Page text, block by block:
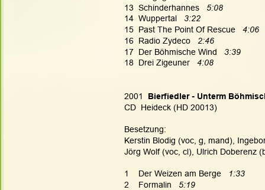
13  Schinderhannes 5:08
14  Wuppertal 3:22
15  Past The Point Of Rescue 4:06
16  Radio Zydeco 2:46
17  Der Böhmische Wind 3:39
18  Drei Zigeuner
4:08
2001 Bierfiedler - Unterm
CD  Heideck (HD 20013)
Besetzung:
Kerstin Blodig (voc, g, mand),
Jörg Wolf (voc, cl), Ulrich Doberenz
1    Der Weizen am Berge
1:33
2    Formalin
  5:19